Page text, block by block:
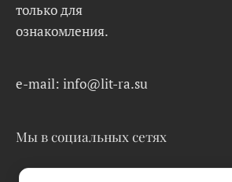
только для
ознакомления.
e-mail: info@lit-ra.su
Мы в социальных сетях